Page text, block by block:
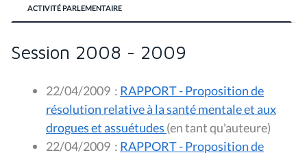
ACTIVITÉ PARLEMENTAIRE
Session 2008 - 2009
22/04/2009 : RAPPORT - Proposition de
résolution relative à la santé mentale et aux
drogues et assuétudes
(en tant qu'auteure)
22/04/2009 : RAPPORT - Proposition de